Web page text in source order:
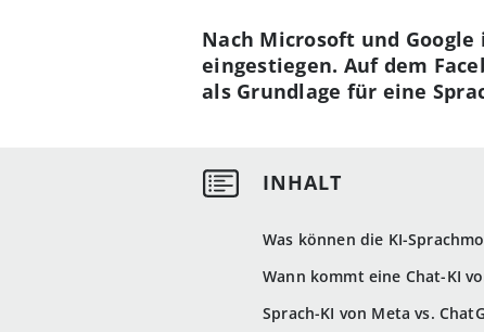
Was können die KI-
Wann kommt eine Chat-KI
Sprach-KI von Meta vs.
Nach Microsoft und
eingestiegen. Auf dem
als Grundlage für eine